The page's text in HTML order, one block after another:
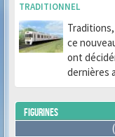
TRADITIONNEL
ce
ont
dernières
FIGURINES